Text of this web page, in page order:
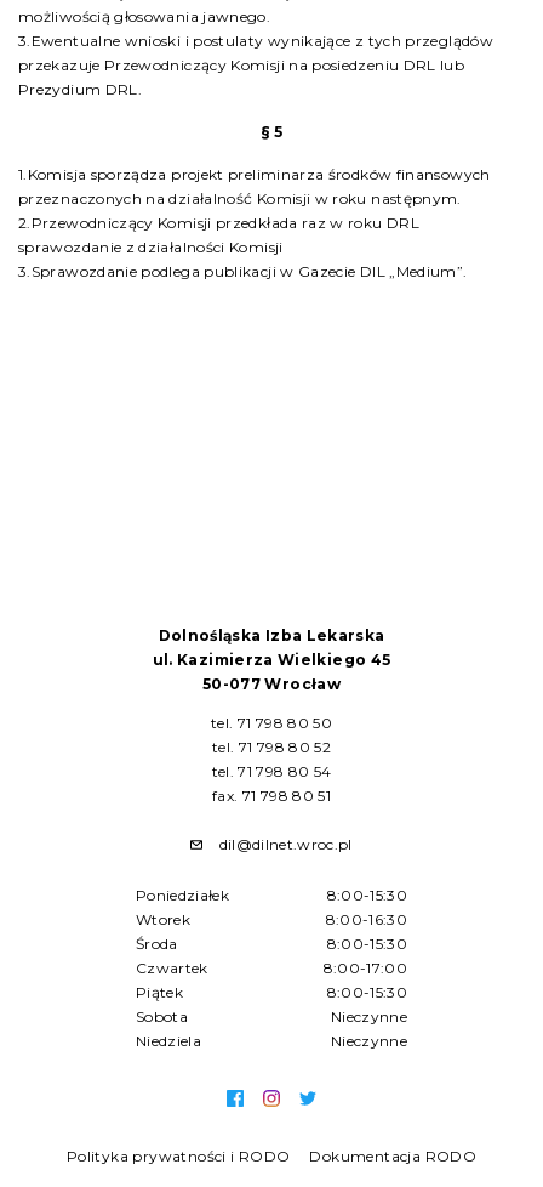
możliwością głosowania jawnego.
3.Ewentualne wnioski i postulaty wynikające z tych przeglądów
przekazuje Przewodniczący Komisji na posiedzeniu DRL lub
Prezydium DRL.
§ 5
1.Komisja sporządza projekt preliminarza środków finansowych
przeznaczonych na działalność Komisji w roku następnym.
2.Przewodniczący Komisji przedkłada raz w roku DRL
sprawozdanie z działalności Komisji
3.Sprawozdanie podlega publikacji w Gazecie DIL „Medium”.
Dolnośląska Izba Lekarska
ul. Kazimierza Wielkiego 45
50-077 Wrocław
tel. 71 798 80 50
tel. 71 798 80 52
tel. 71 798 80 54
fax. 71 798 80 51
dil@dilnet.wroc.pl
Poniedziałek
8:00-15:30
Wtorek
8:00-16:30
Środa
8:00-15:30
Czwartek
8:00-17:00
Piątek
8:00-15:30
Sobota
Nieczynne
Niedziela
Nieczynne
Polityka prywatności i RODO Dokumentacja RODO